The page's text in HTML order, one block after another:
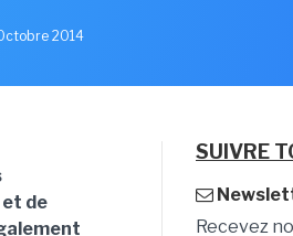
2014
de
SUIVRE
Recevez